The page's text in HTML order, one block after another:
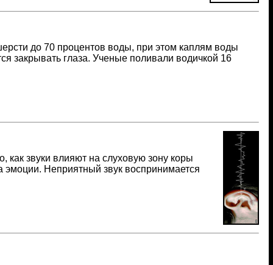
до 70 процентов воды, при этом каплям воды
закрывать глаза. Ученые поливали водичкой 16
как звуки влияют на слуховую зону коры
эмоции. Неприятный звук воспринимается